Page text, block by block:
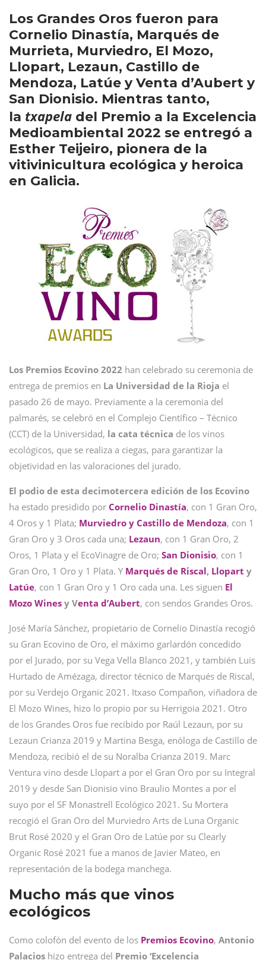
Los Grandes Oros fueron para
Cornelio Dinastía, Marqués de
Murrieta, Murviedro, El Mozo,
Llopart, Lezaun, Castillo de
Mendoza, Latúe y Venta d’Aubert y
San Dionisio. Mientras tanto,
la txapela del Premio a la Excelencia
Medioambiental 2022 se entregó a
Esther Teijeiro, pionera de la
vitivinicultura ecológica y heroica
en Galicia.
Los Premios Ecovino 2022 han celebrado su ceremonia de
entrega de premios en La Universidad de la Rioja el
pasado 26 de mayo. Previamente a la ceremonia del
palmarés, se celebró en el Complejo Científico – Técnico
(CCT) de la Universidad, la cata técnica de los vinos
ecológicos, que se realiza a ciegas, para garantizar la
objetividad en las valoraciones del jurado.
El podio de esta decimotercera edición de los Ecovino
ha estado presidido por Cornelio Dinastía, con 1 Gran Oro,
4 Oros y 1 Plata; Murviedro y Castillo de Mendoza, con 1
Gran Oro y 3 Oros cada una; Lezaun, con 1 Gran Oro, 2
Oros, 1 Plata y el EcoVinagre de Oro; San Dionisio, con 1
Gran Oro, 1 Oro y 1 Plata. Y Marqués de Riscal, Llopart y
Latúe, con 1 Gran Oro y 1 Oro cada una. Les siguen El
Mozo Wines y Venta d’Aubert, con sendos Grandes Oros.
José María Sánchez, propietario de Cornelio Dinastía recogió
su Gran Ecovino de Oro, el máximo garlardón concedido
por el Jurado, por su Vega Vella Blanco 2021, y también Luis
Hurtado de Amézaga, director técnico de Marqués de Riscal,
por su Verdejo Organic 2021. Itxaso Compañon, viñadora de
El Mozo Wines, hizo lo propio por su Herrigoia 2021. Otro
de los Grandes Oros fue recibido por Raúl Lezaun, por su
Lezaun Crianza 2019 y Martina Besga, enóloga de Castillo de
Mendoza, recibió el de su Noralba Crianza 2019. Marc
Ventura vino desde Llopart a por el Gran Oro por su Integral
2019 y desde San Dionisio vino Braulio Montes a por el
suyo por el SF Monastrell Ecológico 2021. Su Mortera
recogió el Gran Oro del Murviedro Arts de Luna Organic
Brut Rosé 2020 y el Gran Oro de Latúe por su Clearly
Organic Rosé 2021 fue a manos de Javier Mateo, en
representación de la bodega manchega.
Mucho más que vinos
ecológicos
Como colofón del evento de los Premios Ecovino, Antonio
Palacios hizo entrega del Premio ‘Excelencia